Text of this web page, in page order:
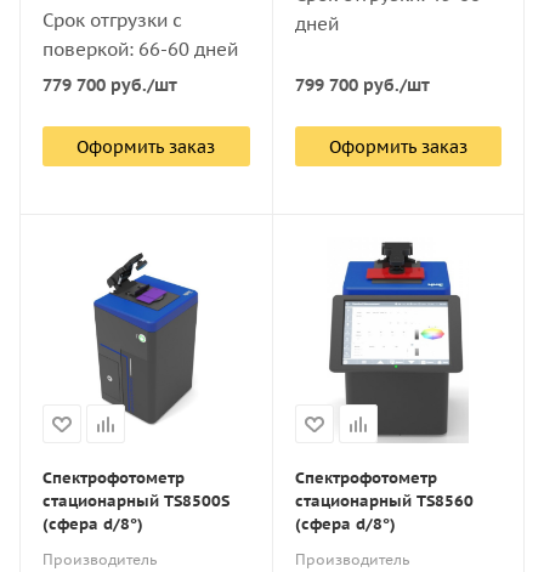
Срок отгрузки с
поверкой: 66-60 дней
779 700 руб./шт
Оформить заказ
дней
799 700руб./шт
Оформить заказ
Спектрофотометр
стационарный ТS8500S
(сфера d/8°)
Производитель
Спектрофотометр
стационарный ТS8560
(сфера d/8°)
Производитель